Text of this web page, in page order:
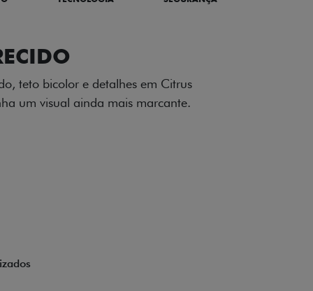
e nas laterais reforçam a identidade
comemorativa.